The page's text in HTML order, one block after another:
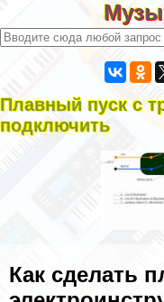
Плавный пуск с
подключить
Как сделать